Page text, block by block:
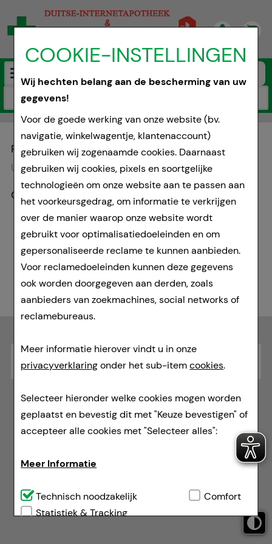
COOKIE-INSTELLINGEN
Wij hechten belang aan de bescherming van uw
gegevens!
Voor de goede werking van onze website (bv.
navigatie, winkelwagentje, klantenaccount)
gebruiken wij zogenaamde cookies. Daarnaast
gebruiken wij cookies, pixels en soortgelijke
technologieën om onze website aan te passen aan
het voorkeursgedrag, om informatie te verkrijgen
over de manier waarop onze website wordt
gebruikt voor optimalisatiedoeleinden en om
gepersonaliseerde reclame te kunnen aanbieden.
Voor reclamedoeleinden kunnen deze gegevens
ook worden doorgegeven aan derden, zoals
aanbieders van zoekmachines, social networks of
reclamebureaus.
Meer informatie hierover vindt u in onze
privacyverklaringonder het sub-itemcookies.
Selecteer hieronder welke cookies mogen worden
geplaatst en bevestig dit met "Keuze bevestigen" of
accepteer alle cookies met "Selecteer alles":
Meer Informatie
Technisch noodzakelijk:Dit zijn cookies die
noodzakelijk zijn voor de basisfuncties van onze
Technisch noodzakelijk
Comfort
Statistiek & Tracking
Product zoeken
U zoekt: „BERLIN-CHEMIE AG“
Geen resultaat.
* Voor risico’s en bijwerkingen leest u de bijsluiter en
raadpleegt u uw arts of apotheker.
Verkoopprijs van onze on-site apotheek.
Adviesprijs door de producent.
Levertijd Impressum Algemene Voorwaarden
Vertrag widerrufen